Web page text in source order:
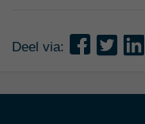
Deel via: